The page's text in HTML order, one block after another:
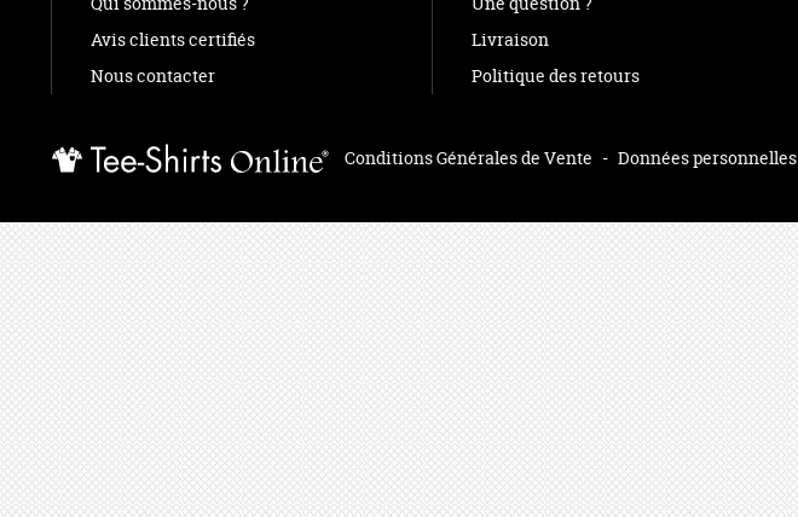
Avis clients certifiés
Nous contacter
Livraison
Politique des retours
Conditions Générales de Vente - Données personnelles